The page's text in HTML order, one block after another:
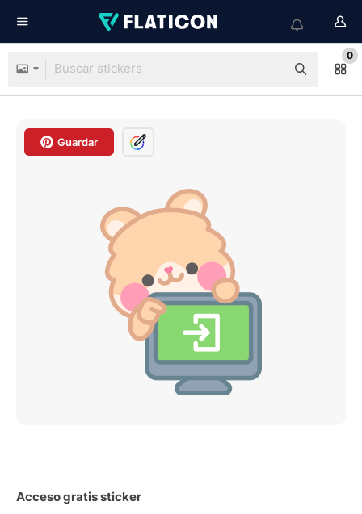
0
Guardar
Acceso gratis sticker